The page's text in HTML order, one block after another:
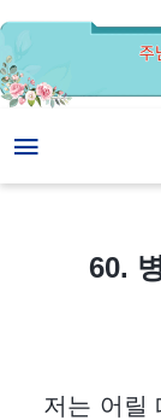
60. 병을 통해 순
60.
저는 어릴